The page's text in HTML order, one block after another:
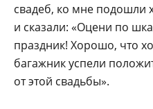
свадеб, ко мне подошли
и сказали: «Оцени по
праздник! Хорошо, что
багажник успели
от этой свадьбы».